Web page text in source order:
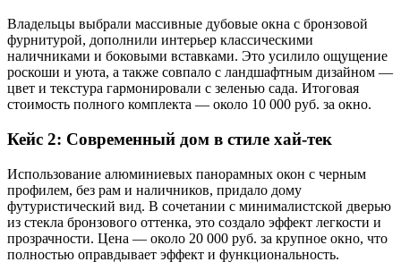
Владельцы выбрали массивные дубовые окна с бронзовой
фурнитурой, дополнили интерьер классическими
наличниками и боковыми вставками. Это усилило ощущение
роскоши и уюта, а также совпало с ландшафтным дизайном —
цвет и текстура гармонировали с зеленью сада. Итоговая
стоимость полного комплекта — около 10 000 руб. за окно.
Кейс 2: Современный дом в стиле хай-тек
Использование алюминиевых панорамных окон с черным
профилем, без рам и наличников, придало дому
футуристический вид. В сочетании с минималистской дверью
из стекла бронзового оттенка, это создало эффект легкости и
прозрачности. Цена — около 20 000 руб. за крупное окно, что
полностью оправдывает эффект и функциональность.